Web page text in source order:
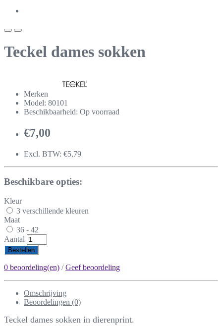
Teckel dames sokken
Merken
Model: 80101
Beschikbaarheid: Op voorraad
€7,00
Excl. BTW: €5,79
Beschikbare opties:
Kleur
3 verschillende kleuren
Maat
36 - 42
Aantal
Bestellen
0 beoordeling(en) /Geef beoordeling
Omschrijving
Beoordelingen (0)
Teckel dames sokken in dierenprint.